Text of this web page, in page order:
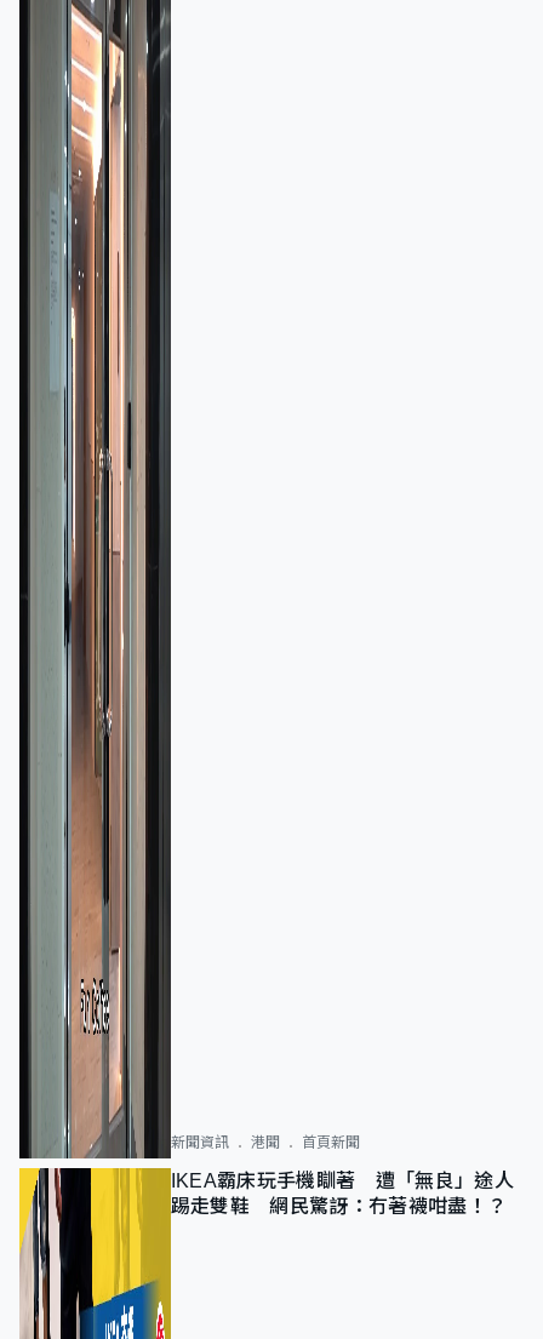
新聞資訊 港聞 首頁新聞
IKEA霸床玩手機瞓著 遭「無良」途人
踢走雙鞋 網民驚訝：冇著襪咁盡！？